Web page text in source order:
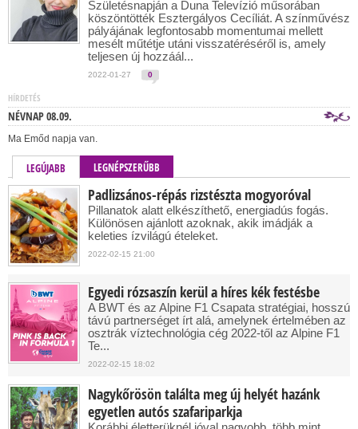
Születésnapján a Duna Televízió műsorában
köszöntötték Esztergályos Cecíliát. A színművész
pályájának legfontosabb momentumai mellett
mesélt műtétje utáni visszatéréséről is, amely
teljesen új hozzáál...
2022-01-27 0
HÍRDETÉS
NÉVNAP 08.09.
Ma Emőd napja van.
LEGÚJABB LEGNÉPSZERŰBB
Padlizsános-répás rizstészta mogyoróval
Pillanatok alatt elkészíthető, energiadús fogás.
Különösen ajánlott azoknak, akik imádják a
keleties ízvilágú ételeket.
2022-02-15 21:00
Egyedi rózsaszín kerül a híres kék festésbe
A BWT és az Alpine F1 Csapata stratégiai, hosszú
távú partnerséget írt alá, amelynek értelmében az
osztrák víztechnológia cég 2022-től az Alpine F1
Te...
2022-02-15 18:02
Nagykőrösön találta meg új helyét hazánk
egyetlen autós szafariparkja